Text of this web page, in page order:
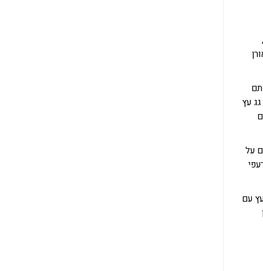
עץ
על
עם